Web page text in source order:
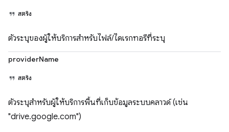
สตริง
ตัวระบุของผู้ให้บริการสำหรับไฟล์/ไดเรกทอรีที่ระบุ
providerName
สตริง
ตัวระบุสำหรับผู้ให้บริการพื้นที่เก็บข้อมูลระบบคลาวด์ (เช่น
"drive.google.com")